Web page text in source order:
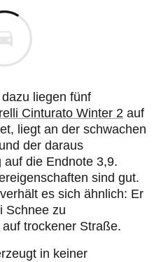
dazu liegen fünf
Cinturato Winter 2 auf
liegt an der schwachen
der daraus
auf die Endnote 3,9.
sind gut.
verhält es sich ähnlich: Er
Schnee zu
trockener Straße.
in keiner